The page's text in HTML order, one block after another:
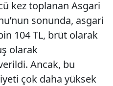
kez toplanan Asgari
sonunda, asgari
104 TL, brüt olarak
olarak
Ancak, bu
çok daha yüksek